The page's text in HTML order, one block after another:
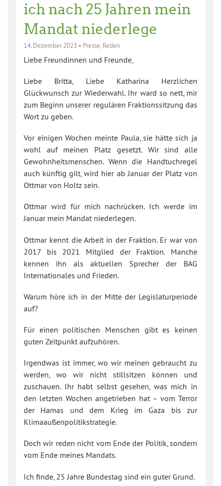
ich nach 25 Jahren mein
Mandat niederlege
14. Dezember 2023 • Presse, Reden
Liebe Freundinnen und Freunde,
Liebe Britta, Liebe Katharina Herzlichen
Glückwunsch zur Wiederwahl. Ihr ward so nett, mir
zum Beginn unserer regulären Fraktionssitzung das
Wort zu geben.
Vor einigen Wochen meinte Paula, sie hätte sich ja
wohl auf meinen Platz gesetzt. Wir sind alle
Gewohnheitsmenschen. Wenn die Handtuchregel
auch künftig gilt, wird hier ab Januar der Platz von
Ottmar von Holtz sein.
Ottmar wird für mich nachrücken. Ich werde im
Januar mein Mandat niederlegen.
Ottmar kennt die Arbeit in der Fraktion. Er war von
2017 bis 2021 Mitglied der Fraktion. Manche
kennen ihn als aktuellen Sprecher der BAG
Internationales und Frieden.
Warum höre ich in der Mitte der Legislaturperiode
auf?
Für einen politischen Menschen gibt es keinen
guten Zeitpunkt aufzuhören.
Irgendwas ist immer, wo wir meinen gebraucht zu
werden, wo wir nicht stillsitzen können und
zuschauen. Ihr habt selbst gesehen, was mich in
den letzten Wochen angetrieben hat – vom Terror
der Hamas und dem Krieg im Gaza bis zur
Klimaaußenpolitikstrategie.
Doch wir reden nicht vom Ende der Politik, sondern
vom Ende meines Mandats.
Ich finde, 25 Jahre Bundestag sind ein guter Grund.